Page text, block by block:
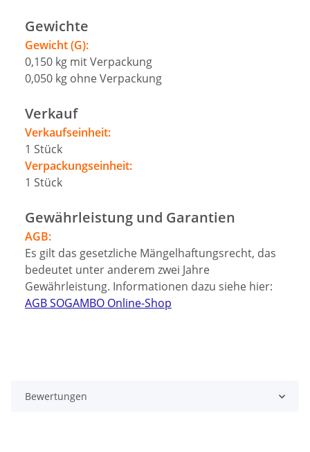
Gewichte
Gewicht (G):
0,150 kg mit Verpackung
0,050 kg ohne Verpackung
Verkauf
Verkaufseinheit:
1 Stück
Verpackungseinheit:
1 Stück
Gewährleistung und Garantien
AGB:
Es gilt das gesetzliche Mängelhaftungsrecht, das
bedeutet unter anderem zwei Jahre
Gewährleistung. Informationen dazu siehe hier:
AGB SOGAMBO Online-Shop
Bewertungen